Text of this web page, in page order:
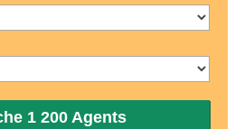
1 200 Agents